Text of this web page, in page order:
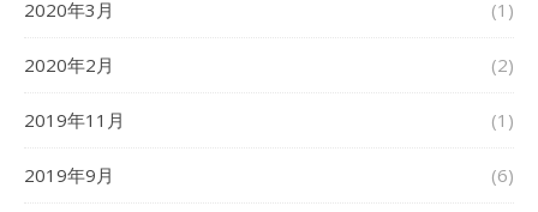
2020年3月 (1)
2020年2月 (2)
2019年11月 (1)
2019年9月 (6)